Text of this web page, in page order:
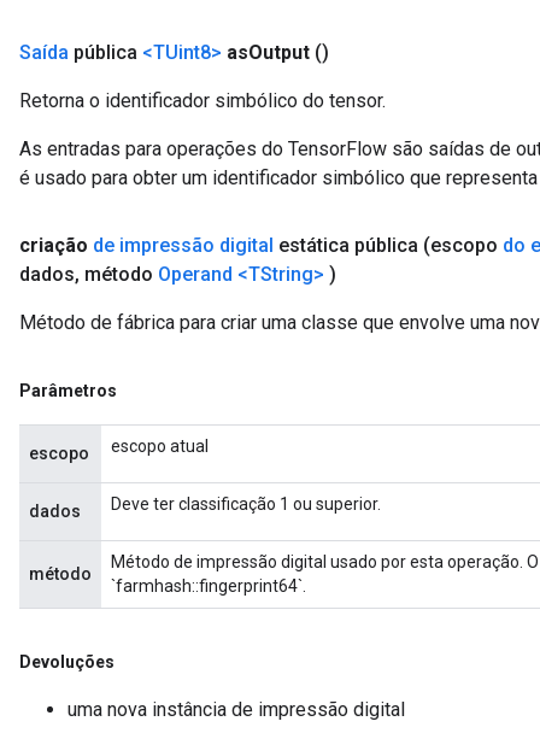
Saída pública <TUint8> asOutput ()
Retorna o identificador simbólico do tensor.
As entradas para operações do TensorFlow são saídas de
é usado para obter um identificador simbólico que
criação de impressão digital estática pública (escopo do
dados, método Operand <TString> )
Método de fábrica para criar uma classe que envolve uma
Parâmetros
escopo escopo atual
dados Deve ter classificação 1 ou superior.
método
Método de impressão digital usado por esta operação.
`farmhash::fingerprint64`.
Devoluções
uma nova instância de impressão digital